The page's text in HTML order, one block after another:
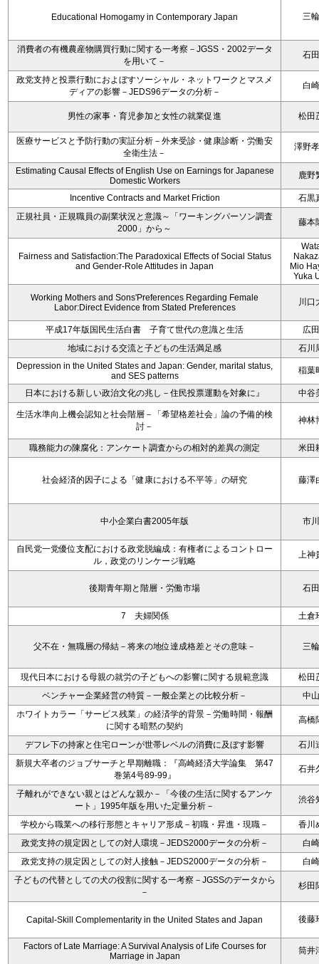
Educational Homogamy in Contemporary Japan 三
消費者の有機農産物購買行動に関する一考察－JGSS・2002データ
を用いて－
石
政党支持と投票行動におよぼすソーシャル・ネットワークとマスメ
ディアの影響－JEDS96データの分析－
白
男性の家事・育児参加と女性の就業促進 松田
医療サービスと予防行動の実証分析－外来受診・健康診断・労働安
全衛生法－
澤野
Estimating Causal Effects of English Use on Earnings for Japanese
Domestic Workers
鹿野
Incentive Contracts and Market Friction
石黒
正規社員・正規職員の副業状況と意識～「ワーキングパーソン調査
2000」から～
藤本
Fairness and Satisfaction:The Paradoxical Effects of Social Status
and Gender-Role Attitudes in Japan
Mio
Yuka
Working Mothers and Sons'Preferences Regarding Female
Labor:Direct Evidence from Stated Preferences
川口
平成17年版国民生活白書 子育て世代の意識と生活
広
地域における交流と子どもの生活満足感
石川
Depression in the United States and Japan: Gender, marital status,
and SES patterns
稲葉
日本における新しい政治文化の兆し－住民投票運動を対象に』 中谷
生活水準向上機会認知と社会階層－「希望格差社会」論の予備的検
討－
神林
職務能力の陳腐化：アンケート調査からの相対的差異の測定 米田
社会経済的因子による「健康における不平等」の研究 藤澤
中小企業白書2005年版 市
自民党一党優位支配における政党脱編成：有権者によるコントロー
ル，政党のリンケージ戦略
上神
後期青年期と階層・労働市場 石
7 夫婦関係 土倉
父不在・無職層の帰結－将来の地位達成格差とその意味－ 三
現代日本における母親の就労の子どもへの影響に関する規範意識
松田
ベンチャー企業経営の特質－一般企業との比較分析－
中
ホワイトカラー「サービス残業」の経済学的背景－労働時間・報酬
に関する暗黙の契約
高橋
デフレ下の持家と住宅ローンが世帯レベルの消費に及ぼす影響
石川
新規大卒者のジョブサーチと早期離職：『高崎経済大学論集 第47
巻第4号89-99』
石井
子離れができない親とはどんな親か－「今後の生活に関するアンケ
ート」1995年版を用いた定量分析－
渋谷
学校から職業への移行形態とキャリア形成－初職・昇進・現職－
香川
政党支持の規定因としての対人環境－JEDS2000データの分析－
白
政党支持の規定因としての対人接触－JEDS2000データの分析－
白
子どもの代替としての犬の役割に関する一考察－JGSSのデータから
－
杉田
Capital-Skill Complementarity in the United States and Japan 後藤
Factors of Late Marriage: A Survival Analysis of Life Courses for
Marriage in Japan
筒井